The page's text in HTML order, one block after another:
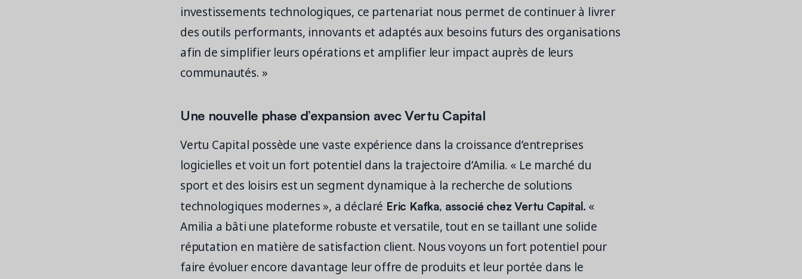
investissements technologiques, ce partenariat nous permet de continuer à livrer
des outils performants, innovants et adaptés aux besoins futurs des organisations
afin de simplifier leurs opérations et amplifier leur impact auprès de leurs
communautés. »
Une nouvelle phase d’expansion avec Vertu Capital
Vertu Capital possède une vaste expérience dans la croissance d’entreprises
logicielles et voit un fort potentiel dans la trajectoire d’Amilia. « Le marché du
sport et des loisirs est un segment dynamique à la recherche de solutions
technologiques modernes », a déclaré Eric Kafka, associé chez Vertu Capital. «
Amilia a bâti une plateforme robuste et versatile, tout en se taillant une solide
réputation en matière de satisfaction client. Nous voyons un fort potentiel pour
faire évoluer encore davantage leur offre de produits et leur portée dans le